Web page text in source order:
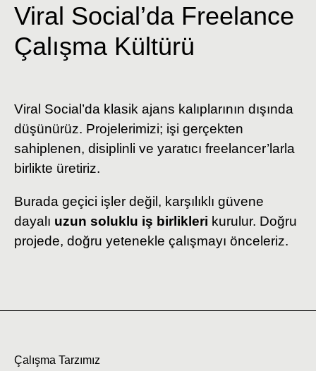
Viral Social’da Freelance
Çalışma Kültürü
Viral Social’da klasik ajans kalıplarının dışında
düşünürüz. Projelerimizi; işi gerçekten
sahiplenen, disiplinli ve yaratıcı freelancer’larla
birlikte üretiriz.
Burada geçici işler değil, karşılıklı güvene
dayalı uzun soluklu iş birlikleri kurulur. Doğru
projede, doğru yetenekle çalışmayı önceleriz.
Çalışma Tarzımız